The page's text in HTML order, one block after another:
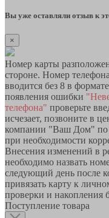
Вы уже оставляли отзыв к
×
Номер карты
стороне. Номер
вводится без 8 в
появления ошибки
телефона" проверьте
исчезает, позвоните в
компании "Ваш Дом" по
при необходимости
Внесения изменений в
необходимо назвать
следующий день после
привязать карту к
проверки и накопления
Поступление товара